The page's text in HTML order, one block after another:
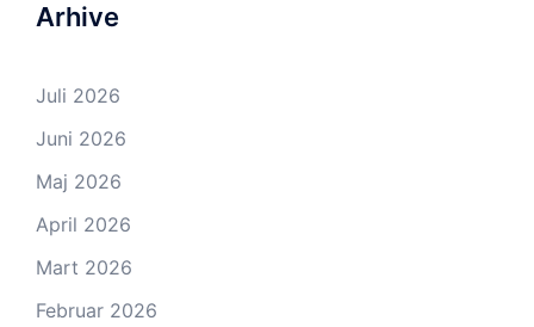
Arhive
Juli 2026
Juni 2026
Maj 2026
April 2026
Mart 2026
Februar 2026